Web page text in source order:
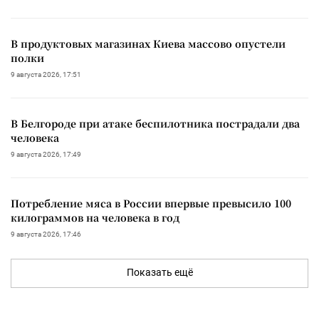
В продуктовых магазинах Киева массово опустели
полки
9 августа 2026, 17:51
В Белгороде при атаке беспилотника пострадали два
человека
9 августа 2026, 17:49
Потребление мяса в России впервые превысило 100
килограммов на человека в год
9 августа 2026, 17:46
Показать ещё